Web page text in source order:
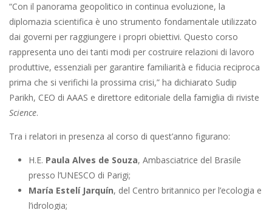
“Con il panorama geopolitico in continua evoluzione, la
diplomazia scientifica è uno strumento fondamentale utilizzato
dai governi per raggiungere i propri obiettivi. Questo corso
rappresenta uno dei tanti modi per costruire relazioni di lavoro
produttive, essenziali per garantire familiarità e fiducia reciproca
prima che si verifichi la prossima crisi,” ha dichiarato Sudip
Parikh, CEO di AAAS e direttore editoriale della famiglia di riviste
Science.
Tra i relatori in presenza al corso di quest’anno figurano:
H.E. Paula Alves de Souza, Ambasciatrice del Brasile
presso l’UNESCO di Parigi;
María Estelí Jarquín, del Centro britannico per l’ecologia e
l’idrologia;